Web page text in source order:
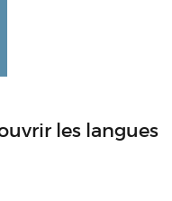
les langues